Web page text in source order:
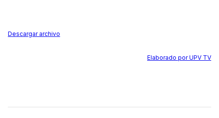
Descargar archivo
Elaborado por UPV TV